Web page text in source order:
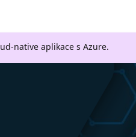
native aplikace s Azure.